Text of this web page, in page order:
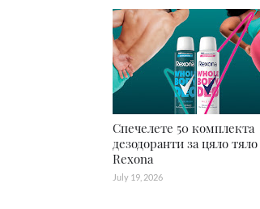
Спечелете 50 комплекта
дезодоранти за цяло тяло
Rexona
July 19, 2026